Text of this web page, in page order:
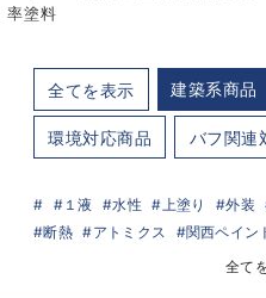
率塗料
全てを表示 建築系商品
環境対応商品 バフ関連
１液 水性 上塗り 外装
断熱
アトミクス
関西ペイン
全て